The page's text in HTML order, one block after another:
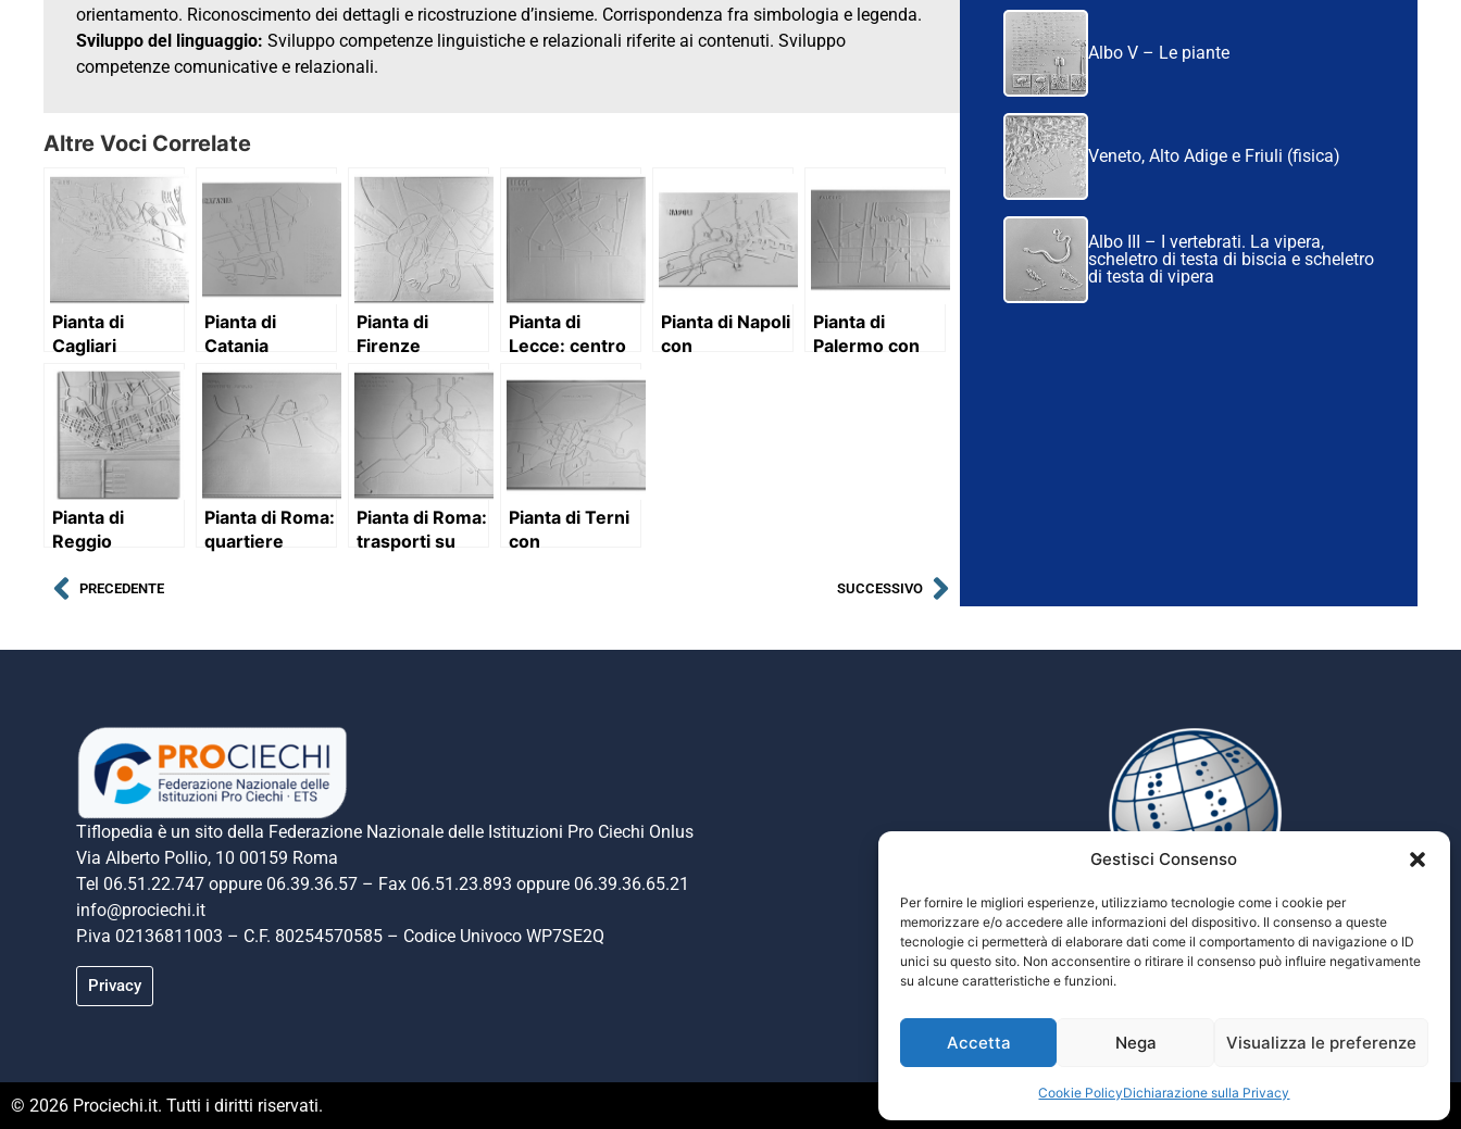
Gestisci Consenso
Per fornire le migliori esperienze, utilizziamo tecnologie come i cookie per
memorizzare e/o accedere alle informazioni del dispositivo. Il consenso a queste
tecnologie ci permetterà di elaborare dati come il comportamento di navigazione o ID
unici su questo sito. Non acconsentire o ritirare il consenso può influire negativamente
su alcune caratteristiche e funzioni.
Accetta Nega Visualizza le preferenze
Cookie PolicyDichiarazione sulla Privacy
orientamento. Riconoscimento dei dettagli e ricostruzione d’insieme. Corrispondenza fra simbologia e legenda.
Sviluppo del linguaggio: Sviluppo competenze linguistiche e relazionali riferite ai contenuti. Sviluppo
competenze comunicative e relazionali.
Altre Voci Correlate
Pianta di
Cagliari
Pianta di
Catania
Pianta di
Firenze
Pianta di
Lecce: centro
Pianta di Napoli
con
Pianta di
Palermo con
Pianta di
Reggio
Pianta di Roma:
quartiere
Pianta di Roma:
trasporti su
Pianta di Terni
con
PRECEDENTE SUCCESSIVO
Albo V – Le piante
Veneto, Alto Adige e Friuli (fisica)
Albo III – I vertebrati. La vipera,
scheletro di testa di biscia e scheletro
di testa di vipera
Tiflopedia è un sito della Federazione Nazionale delle Istituzioni Pro Ciechi Onlus
Via Alberto Pollio, 10 00159 Roma
Tel 06.51.22.747 oppure 06.39.36.57 – Fax 06.51.23.893 oppure 06.39.36.65.21
info@prociechi.it
P.iva 02136811003 – C.F. 80254570585 – Codice Univoco WP7SE2Q
Privacy
Tiflopedia
Enciclopedia multimediale delle scienze
© 2026 Prociechi.it. Tutti i diritti riservati.